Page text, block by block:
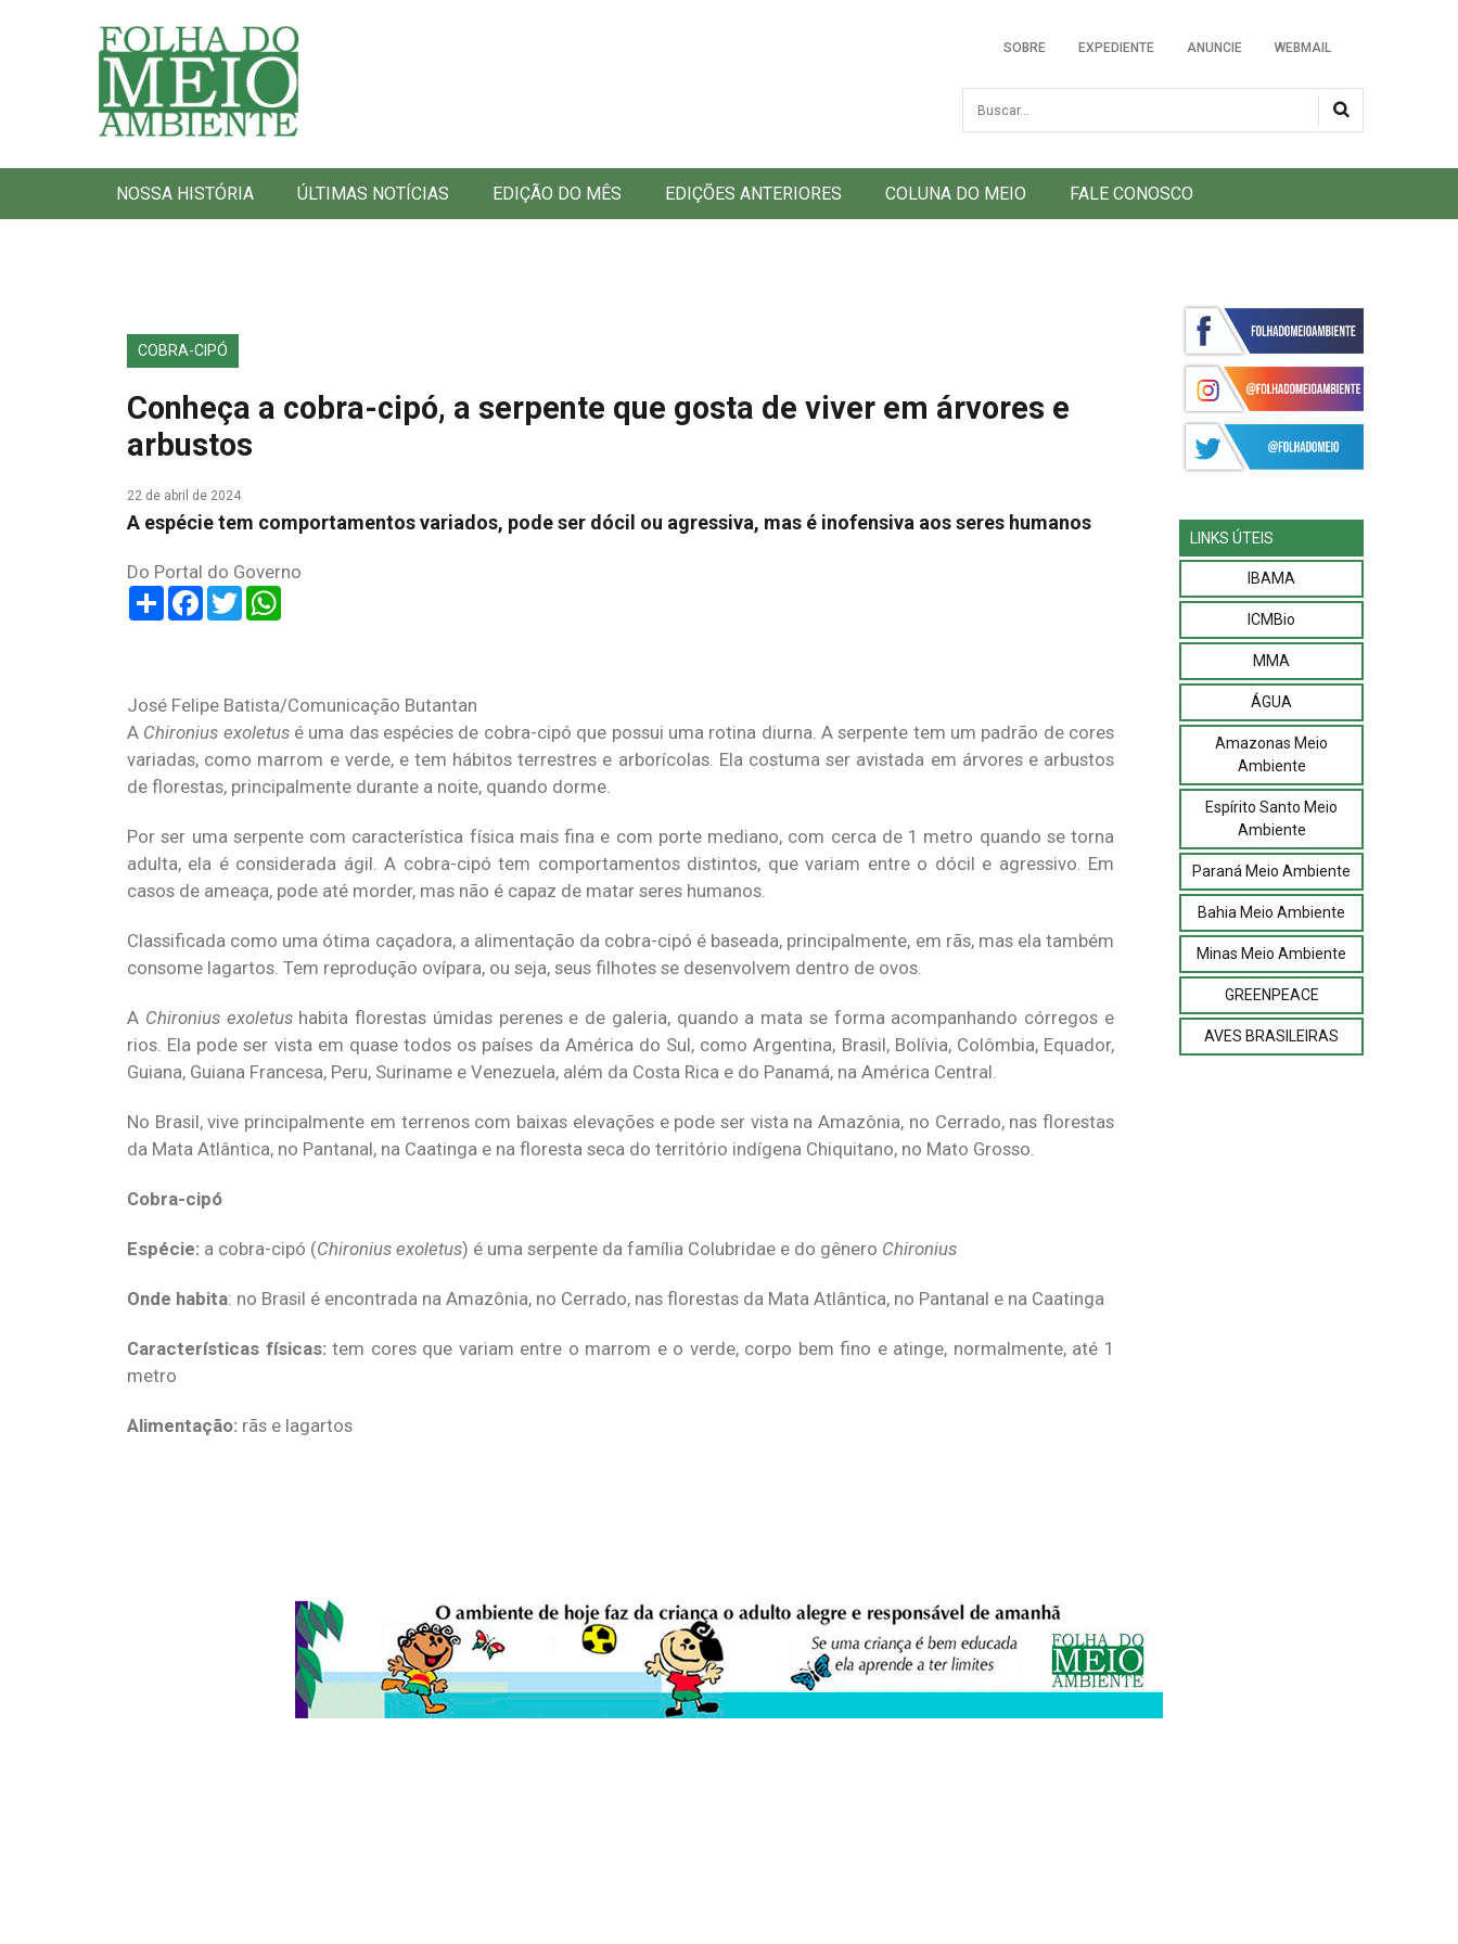
Folha do Meio Ambiente
SOBRE EXPEDIENTE ANUNCIE WEBMAIL
Busca
NOSSA HISTÓRIA ÚLTIMAS NOTÍCIAS EDIÇÃO DO MÊS EDIÇÕES ANTERIORES COLUNA DO MEIO FALE CONOSCO
COBRA-CIPÓ
Conheça a cobra-cipó, a serpente que gosta de viver em árvores e
arbustos
22 de abril de 2024
A espécie tem comportamentos variados, pode ser dócil ou agressiva, mas é inofensiva aos seres humanos
Do Portal do Governo
ShareFacebook
Twitter
José Felipe Batista/Comunicação Butantan
A Chironius exoletusé uma das espécies de cobra-cipó que possui uma rotina diurna. A serpente tem um padrão de cores
variadas, como marrom e verde, e tem hábitos terrestres e arborícolas. Ela costuma ser avistada em árvores e arbustos
de florestas, principalmente durante a noite, quando dorme.
Por ser uma serpente com característica física mais fina e com porte mediano, com cerca de 1 metro quando se torna
adulta, ela é considerada ágil. A cobra-cipó tem comportamentos distintos, que variam entre o dócil e agressivo. Em
casos de ameaça, pode até morder, mas não é capaz de matar seres humanos.
Classificada como uma ótima caçadora, a alimentação da cobra-cipó é baseada, principalmente, em rãs, mas ela também
consome lagartos. Tem reprodução ovípara, ou seja, seus filhotes se desenvolvem dentro de ovos.
A Chironius exoletushabita florestas úmidas perenes e de galeria, quando a mata se forma acompanhando córregos e
rios. Ela pode ser vista em quase todos os países da América do Sul, como Argentina, Brasil, Bolívia, Colômbia, Equador,
Guiana, Guiana Francesa, Peru, Suriname e Venezuela, além da Costa Rica e do Panamá, na América Central.
No Brasil, vive principalmente em terrenos com baixas elevações e pode ser vista na Amazônia, no Cerrado, nas florestas
da Mata Atlântica, no Pantanal, na Caatinga e na floresta seca do território indígena Chiquitano, no Mato Grosso.
Cobra-cipó
Espécie: a cobra-cipó (Chironius exoletus) é uma serpente da família Colubridae e do gênero Chironius
Onde habita: no Brasil é encontrada na Amazônia, no Cerrado, nas florestas da Mata Atlântica, no Pantanal e na Caatinga
Características físicas:tem cores que variam entre o marrom e o verde, corpo bem fino e atinge, normalmente, até 1
metro
Alimentação: rãs e lagartos
LINKS ÚTEIS
IBAMA
ICMBio
MMA
ÁGUA
Amazonas Meio
Ambiente
Espírito Santo Meio
Ambiente
Paraná Meio Ambiente
Bahia Meio Ambiente
Minas Meio Ambiente
GREENPEACE
AVES BRASILEIRAS